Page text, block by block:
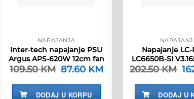
NAPAJANJA
Inter-tech napajanje PSU
Argus APS-620W 12cm fan
109.50KM Izvorna
cijena
bila
109.50 KM.
87.60 KM Trenutna
DODAJ U KORPU
Napajanje
LC6650B-SI
202.50KM
DODAJ U